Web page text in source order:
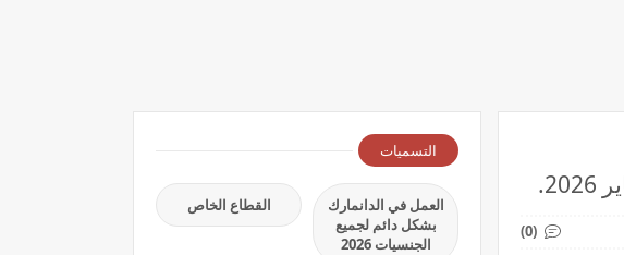
(0)
التسميات
العمل في الدانمارك
بشكل دائم لجميع
الجنسيات 2026
القطاع الخاص